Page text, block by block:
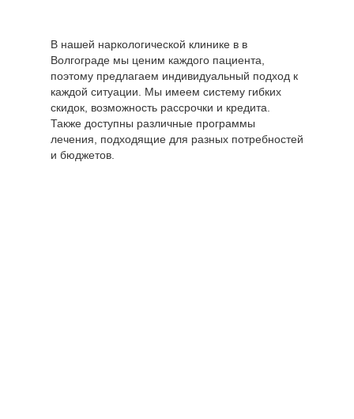
В нашей наркологической клинике в в
Волгограде мы ценим каждого пациента,
поэтому предлагаем индивидуальный подход к
каждой ситуации. Мы имеем систему гибких
скидок, возможность рассрочки и кредита.
Также доступны различные программы
лечения, подходящие для разных потребностей
и бюджетов.